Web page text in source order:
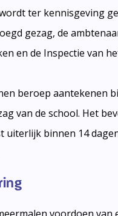
ter kennisgeving
gezag, de
en de Inspectie van
beroep aantekenen
van de school. Het
uiterlijk binnen 14